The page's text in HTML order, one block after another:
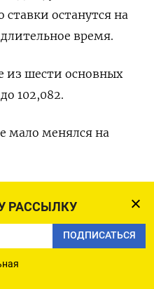
РАССЫЛКУ
ПОДПИСАТЬСЯ
ставки останутся на
время.
из шести основных
102,082.
мало менялся на
Ли, перевел